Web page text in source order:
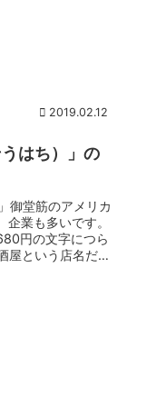
2019.02.12
はち）」の
御堂筋のアメリカ
業も多いです。
円の文字につら
屋という店名だけ